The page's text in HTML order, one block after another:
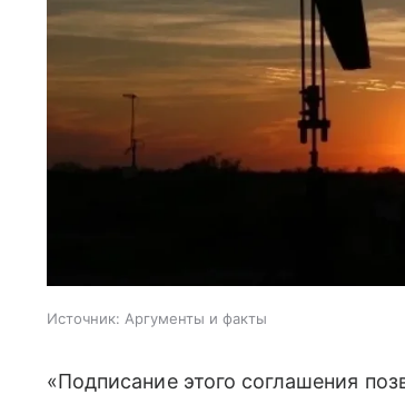
Источник: Аргументы и факты
«Подписание этого соглашения